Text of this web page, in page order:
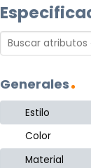
Generales
Estilo
Color
Material